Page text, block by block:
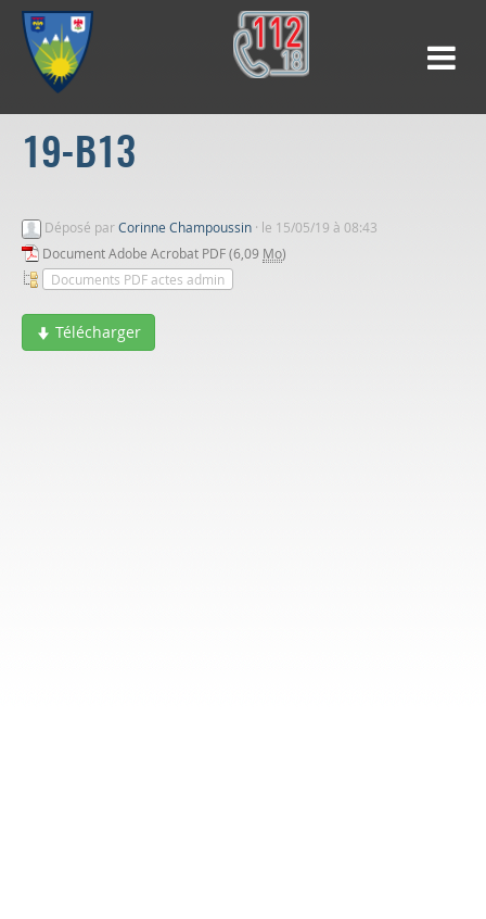
19-B13
Déposé parCorinne Champoussin · le 15/05/19 à 08:43
Document Adobe Acrobat PDF (6,09 Mo)
Documents PDF actes admin
Télécharger